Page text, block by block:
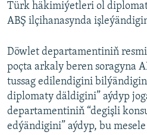
Türk häkimiýetleri ol
ABŞ ilçihanasynda
Döwlet departamentiniň
poçta arkaly beren soragyna
tussag edilendigini
diplomaty däldigini” aýdyp
departamentiniň “degişli
edýändigini” aýdyp, bu